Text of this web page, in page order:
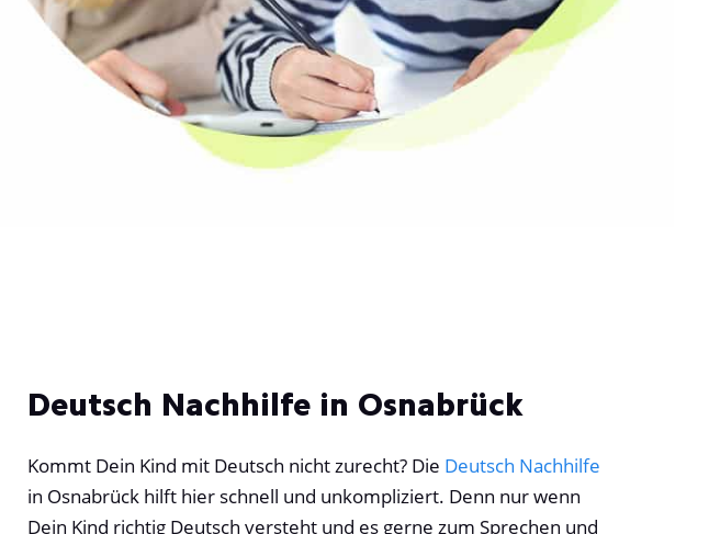
Deutsch Nachhilfe in Osnabrück
Kommt Dein Kind mit Deutsch nicht zurecht? Die Deutsch Nachhilfe
in Osnabrück hilft hier schnell und unkompliziert. Denn nur wenn
Dein Kind richtig Deutsch versteht und es gerne zum Sprechen und